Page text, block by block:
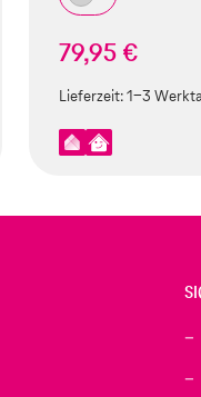
79,95 €
Lieferzeit:1-3